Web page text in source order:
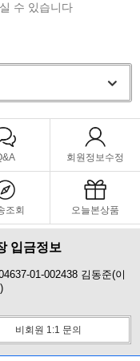
수 있습니다
회원정보수정
조회 오늘본상품
입금정보
01-002438 김동준(이
비회원 1:1 문의